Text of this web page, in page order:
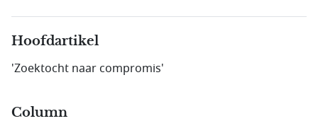
Hoofdartikel
'Zoektocht naar compromis'
Column